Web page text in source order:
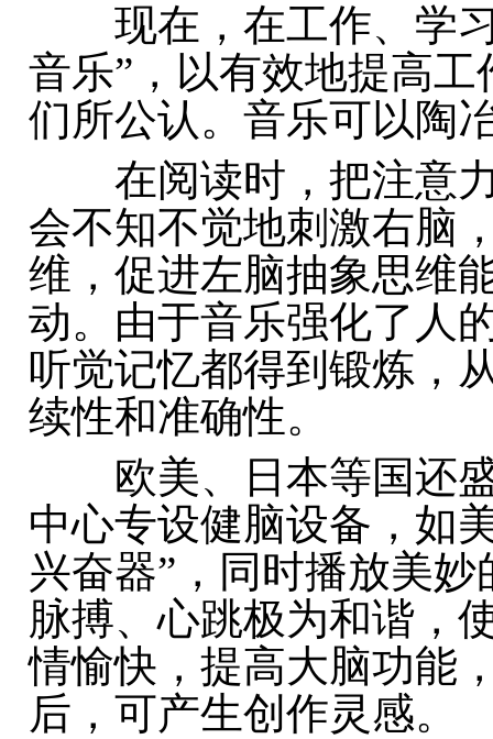
现在，在工作、学习
音乐”，以有效地提高
们所公认。音乐可以陶
在阅读时，把注意力
会不知不觉地刺激右脑
维，促进左脑抽象思维
动。由于音乐强化了人
听觉记忆都得到锻炼，
续性和准确性。
欧美、日本等国还盛
中心专设健脑设备，如
兴奋器”，同时播放美
脉搏、心跳极为和谐，
情愉快，提高大脑功能
后，可产生创作灵感。